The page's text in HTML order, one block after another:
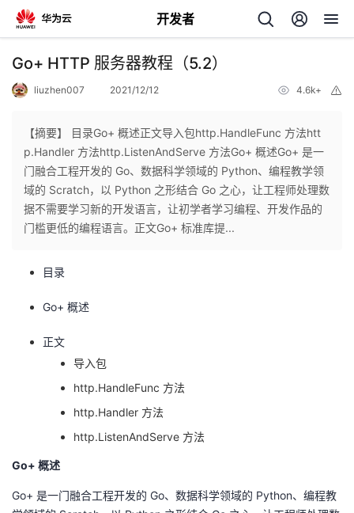
开发者
返
个
人
主
页
我
开
发
的
博
我
的
我
Go+ HTTP 服务器教程（5.2）
liuzhen007 2021/12/12 4.6k+
【摘要】 目录Go+ 概述正文导入包http.HandleFunc 方法htt
p.Handler 方法http.ListenAndServe 方法Go+ 概述Go+ 是一
门融合工程开发的 Go、数据科学领域的 Python、编程教学领
域的 Scratch，以 Python 之形结合 Go 之心，让工程师处理数
据不需要学习新的开发语言，让初学者学习编程、开发作品的
门槛更低的编程语言。正文Go+ 标准库提...
目录
Go+ 概述
正文
导入包
http.HandleFunc 方法
http.Handler 方法
http.ListenAndServe 方法
Go+ 概述
Go+ 是一门融合工程开发的 Go、数据科学领域的 Python、编程教